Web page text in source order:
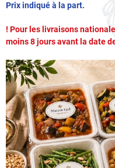
Prix indiqué à la part.
! Pour les livraisons
moins 8 jours avant la date